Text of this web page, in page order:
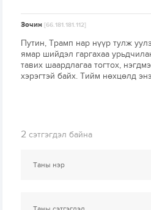
Зочин[66.181.181.112]
Путин, Трамп нар нүүр тулж
ямар шийдэл гаргахаа
тавих шаардлагаа тогтох,
хэрэгтэй байх. Тийм нөхцөлд
2 сэтгэгдэл байна